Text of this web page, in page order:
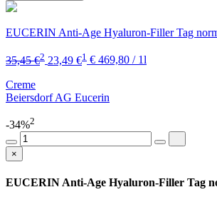
EUCERIN Anti-Age Hyaluron-Filler Tag
35,45 €2 23,49 €1 € 469,80 / 1l
Creme
Beiersdorf AG Eucerin
-34%2
×
EUCERIN Anti-Age Hyaluron-Filler Tag